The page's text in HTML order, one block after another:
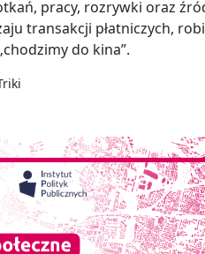
pracy, rozrywki oraz
transakcji płatniczych,
do kina”.